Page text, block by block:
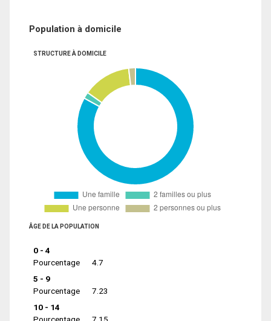
Population à domicile
STRUCTURE À DOMICILE
ÂGE DE LA POPULATION
0 - 4
Pourcentage
4.7
5 - 9
Pourcentage
7.23
10 - 14
Pourcentage
7.15